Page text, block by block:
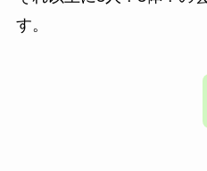
す。